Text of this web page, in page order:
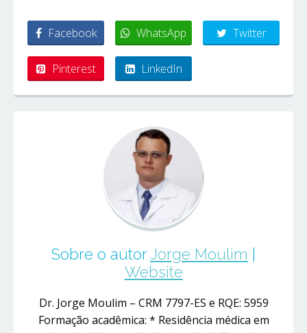
Facebook WhatsApp Twitter
Pinterest LinkedIn
Sobre o autorJorge Moulim
Website
Dr. Jorge Moulim – CRM 7797-ES e RQE: 5959
Formação acadêmica: * Residência médica em